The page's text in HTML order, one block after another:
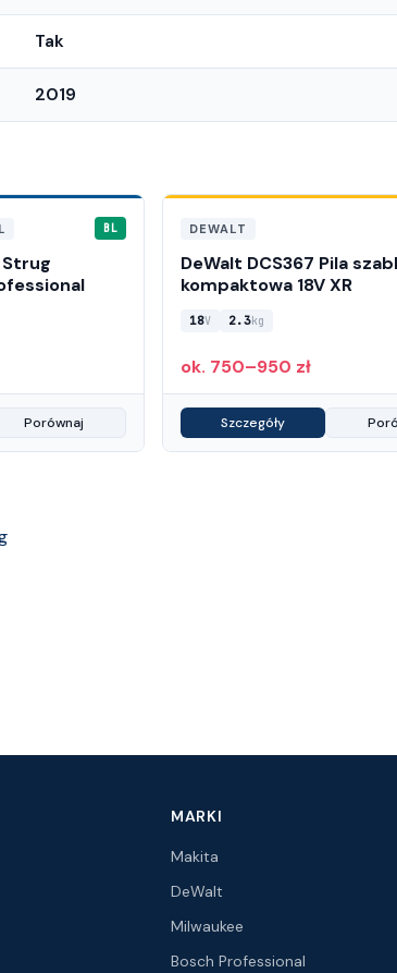
Tak
2019
BL
Strug
Porównaj
DEWALT
DeWalt DCS367 Pila
kompaktowa 18V XR
18V 2.3kg
ok. 750–950 zł
Szczegóły
MARKI
Makita
DeWalt
Milwaukee
Bosch Professional